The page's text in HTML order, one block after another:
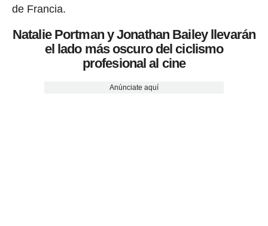
de Francia.
Natalie Portman y Jonathan Bailey llevarán
el lado más oscuro del ciclismo
profesional al cine
Anúnciate aquí